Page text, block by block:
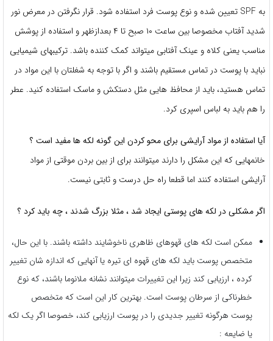
به SPF تعیین شده و نوع پوست فرد استفاده شود. قرار نگرفتن در معرض نور
شدید آفتاب مخصوصا بین ساعت ۱۰ صبح تا ۴ بعدازظهر و استفاده از پوشش
مناسب یعنی کلاه و عینک آفتابی میتواند کمک کننده باشد. ترکیبهای شیمیایی
نباید با پوست در تماس مستقیم باشند و اگر با توجه به شغلتان با این مواد در
تماس هستید، باید از محافظ هایی مثل دستکش و ماسک استفاده کنید. عطر
را هم باید به لباس اسپری کرد.
آیا استفاده از مواد آرایشی برای محو کردن این گونه لکه ها مفید است ؟
خانمهایی که این مشکل را دارند میتوانند برای از بین بردن موقتی از مواد
آرایشی استفاده کنند اما قطعا راه حل درست و ثابتی نیست.
اگر مشکلی در لکه های پوستی ایجاد شد ، مثلا بزرگ شدند ، چه باید کرد ؟
ممکن است لکه های قهوهای ظاهری ناخوشایند داشته باشند. با این حال،
متخصص پوست باید لکه های قهوه ای تیره یا آنهایی که اندازه شان تغییر
کرده ، ارزیابی کند زیرا این تغییرات میتوانند نشانه ملانوما باشند، که نوع
خطرناکی از سرطان پوست است. بهترین کار این است که متخصص
پوست هرگونه تغییر جدیدی را در پوست ارزیابی کند، خصوصا اگر یک لکه
یا ضایعه :